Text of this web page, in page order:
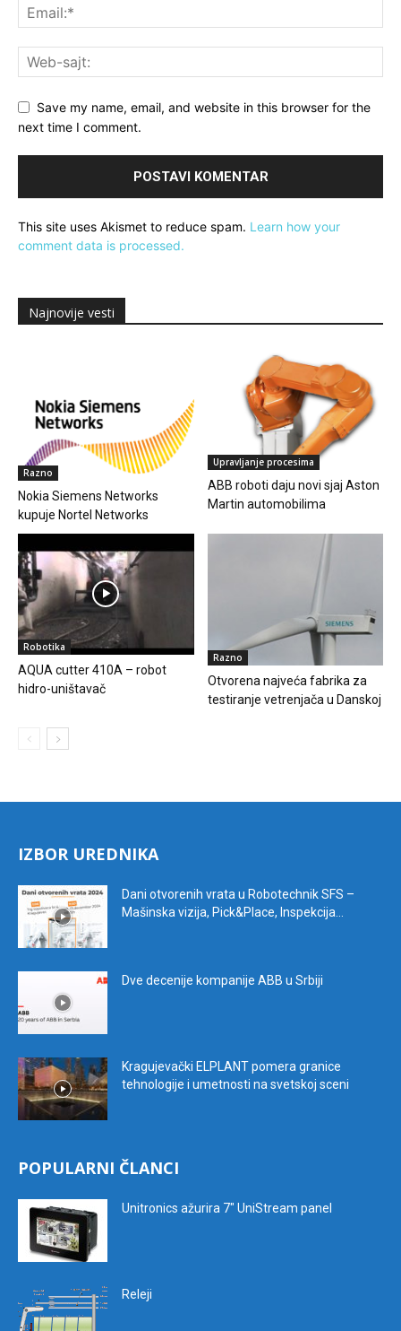
Save my name, email, and website in this browser for the
next time I comment.
This site uses Akismet to reduce spam. Learn how your
comment data is processed.
Najnovije vesti
Razno
Nokia Siemens Networks
kupuje Nortel Networks
Upravljanje procesima
ABB roboti daju novi sjaj Aston
Martin automobilima
Robotika
AQUA cutter 410A – robot
hidro-uništavač
Razno
Otvorena najveća fabrika za
testiranje vetrenjača u Danskoj
IZBOR UREDNIKA
Dani otvorenih vrata u Robotechnik SFS –
Mašinska vizija, Pick&Place, Inspekcija...
Dve decenije kompanije ABB u Srbiji
Kragujevački ELPLANT pomera granice
tehnologije i umetnosti na svetskoj sceni
POPULARNI ČLANCI
Unitronics ažurira 7″ UniStream panel
Releji